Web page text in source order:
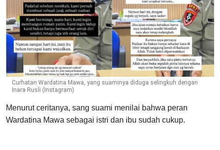
Curhatan Wardatina Mawa, yang suaminya diduga selingkuh dengan
Inara Rusli (Instagram)
Menurut ceritanya, sang suami menilai bahwa peran
Wardatina Mawa sebagai istri dan ibu sudah cukup.